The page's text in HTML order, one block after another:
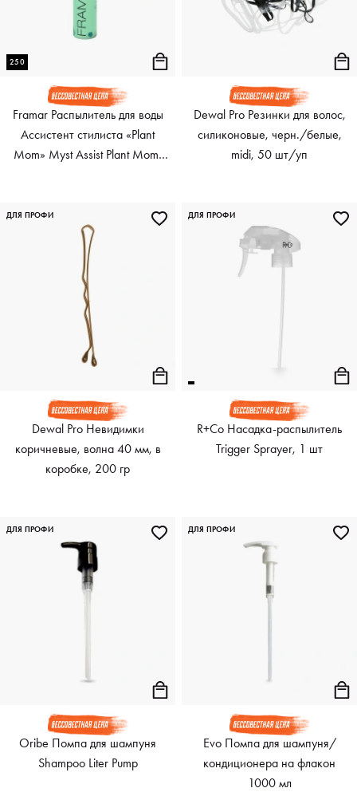
250
Framar Распылитель для воды
Ассистент стилиста «Plant
Mom» Myst Assist Plant Mom,
Dewal Pro Резинки для волос,
силиконовые, черн./белые,
midi, 50 шт/уп
Dewal Pro Невидимки
коричневые, волна 40 мм, в
коробке, 200 гр
ДЛЯ ПРОФИ
R+Co Насадка-распылитель
Trigger Sprayer, 1 шт
ДЛЯ ПРОФИ
Oribe Помпа для шампуня
Shampoo Liter Pump
ДЛЯ ПРОФИ
Evo Помпа для шампуня/
кондиционера на флакон
1000 мл
ДЛЯ ПРОФИ